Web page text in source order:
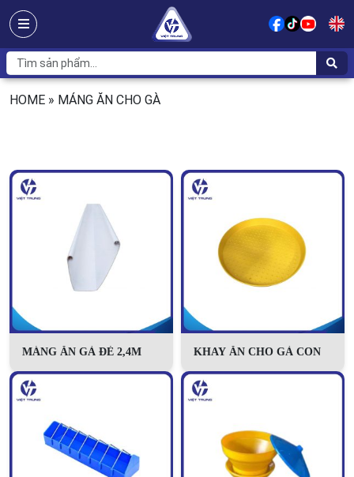
HOME » MÁNG ĂN CHO GÀ
MÁNG ĂN GÀ ĐẺ 2,4M KHAY ĂN CHO GÀ CON